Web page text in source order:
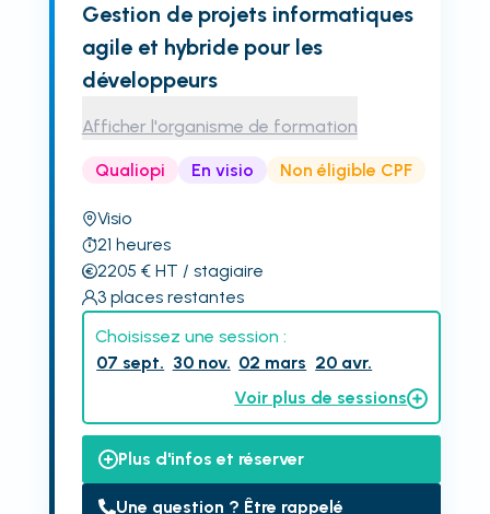
Gestion de projets informatiques
agile et hybride pour les
développeurs
Afficher l'organisme de formation
Qualiopi En visio Non éligible CPF
Visio
21 heures
2205 € HT / stagiaire
3 places restantes
Choisissez une session :
07 sept. 30 nov. 02 mars 20 avr.
Voir plus de sessions
Plus d'infos et réserver
Une question ? Être rappelé